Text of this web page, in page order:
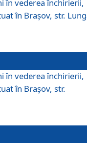
în vederea închirierii,
în Braşov, str.
în vederea închirierii,
în Braşov, str.